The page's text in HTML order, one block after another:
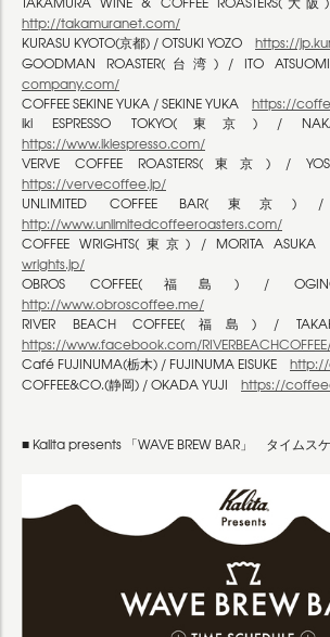
http://takamuranet.com/
KURASU KYOTO(京都) / OTSUKI YOZO https://
GOODMAN ROASTER(台湾) / ITO
company.com/
COFFEE SEKINE YUKA / SEKINE YUKA https://
iki ESPRESSO TOKYO(東京) /
https://www.ikiespresso.com/
VERVE COFFEE ROASTERS(東京) /
https://vervecoffee.jp/
UNLIMITED COFFEE BAR(東京)
http://www.unlimitedcoffeeroasters.com/
COFFEE WRIGHTS(東京) / MORITA
wrights.jp/
OBROS COFFEE(福島) /
http://www.obroscoffee.me/
RIVER BEACH COFFEE(福島) /
https://www.facebook.com/
Café FUJINUMA(栃木) / FUJINUMA EISUKE
COFFEE&CO.(静岡) / OKADA YUJI https://
■ Kalita presents 「WAVE BREW BAR」 タイムス